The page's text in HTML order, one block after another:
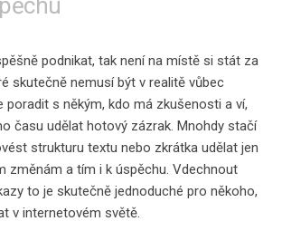
podnikat, tak není na místě si stát za
skutečně nemusí být v realitě vůbec
poradit s někým, kdo má zkušenosti a ví,
času udělat hotový zázrak. Mnohdy stačí
strukturu textu nebo zkrátka udělat jen
změnám a tím i k úspěchu. Vdechnout
to je skutečně jednoduché pro někoho,
v internetovém světě.